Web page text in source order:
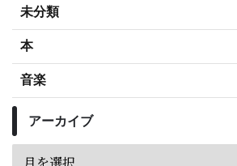
未分類
本
音楽
アーカイブ